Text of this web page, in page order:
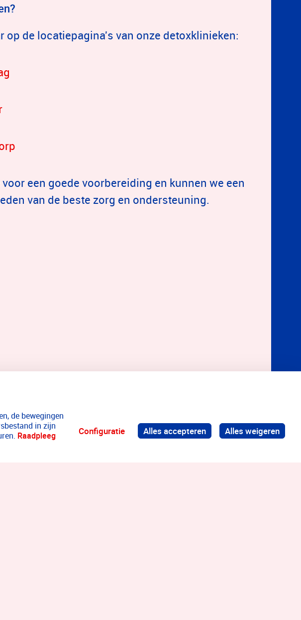
op de locatiepagina's van onze detoxklinieken:
een goede voorbereiding en kunnen we een
van de beste zorg en ondersteuning.
de bewegingen
in zijn
Raadpleeg
Configuratie Alles accepteren Alles weigeren